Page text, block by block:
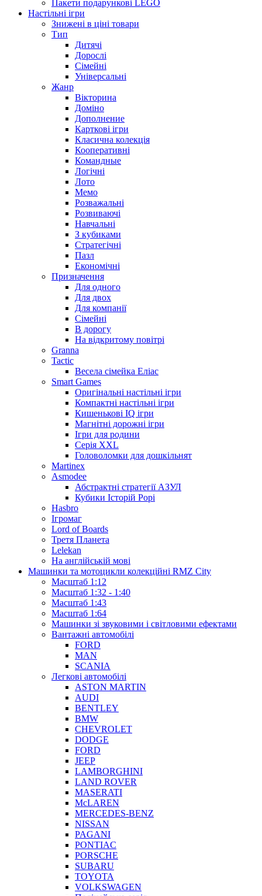
Пакети подарункові LEGO
Настільні ігри
Знижені в ціні товари
Тип
Дитячі
Дорослі
Сімейні
Універсальні
Жанр
Вікторина
Доміно
Дополнение
Карткові ігри
Класична колекція
Кооперативні
Командные
Логічні
Лото
Мемо
Розважальні
Розвиваючі
Навчальні
З кубиками
Стратегічні
Пазл
Економічні
Призначення
Для одного
Для двох
Для компанії
Сімейні
В дорогу
На відкритому повітрі
Granna
Tactic
Весела сімейка Еліас
Smart Games
Оригінальні настільні ігри
Компактні настільні ігри
Кишенькові IQ ігри
Магнітні дорожні ігри
Ігри для родини
Серія XXL
Головоломки для дошкільнят
Martinex
Asmodee
Абстрактні стратегії АЗУЛ
Кубики Історій Рорі
Hasbro
Ігромаг
Lord of Boards
Третя Планета
Lelekan
На англійській мові
Машинки та мотоцикли колекційні RMZ City
Масштаб 1:12
Масштаб 1:32 - 1:40
Масштаб 1:43
Масштаб 1:64
Машинки зі звуковими і світловими ефектами
Вантажні автомобілі
FORD
MAN
SCANIA
Легкові автомобілі
ASTON MARTIN
AUDI
BENTLEY
BMW
CHEVROLET
DODGE
FORD
JEEP
LAMBORGHINI
LAND ROVER
MASERATI
McLAREN
MERCEDES-BENZ
NISSAN
PAGANI
PONTIAC
PORSCHE
SUBARU
TOYOTA
VOLKSWAGEN